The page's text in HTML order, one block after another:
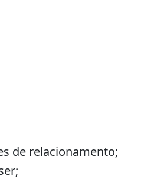
de relacionamento;